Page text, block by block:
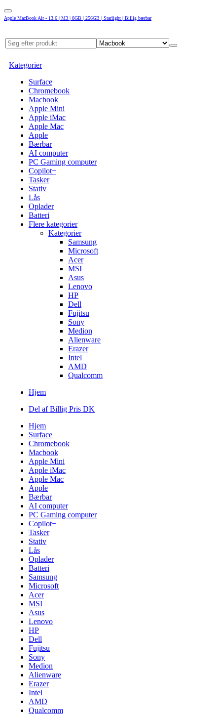
Apple MacBook Air - 13.6 | M3 | 8GB | 256GB | Starlight | Billig bærbar
Kategorier
Surface
Chromebook
Macbook
Apple Mini
Apple iMac
Apple Mac
Apple
Bærbar
AI computer
PC Gaming computer
Copilot+
Tasker
Stativ
Lås
Oplader
Batteri
Flere kategorier
Kategorier
Samsung
Microsoft
Acer
MSI
Asus
Lenovo
HP
Dell
Fujitsu
Sony
Medion
Alienware
Erazer
Intel
AMD
Qualcomm
Hjem
Del af Billig Pris DK
Hjem
Surface
Chromebook
Macbook
Apple Mini
Apple iMac
Apple Mac
Apple
Bærbar
AI computer
PC Gaming computer
Copilot+
Tasker
Stativ
Lås
Oplader
Batteri
Samsung
Microsoft
Acer
MSI
Asus
Lenovo
HP
Dell
Fujitsu
Sony
Medion
Alienware
Erazer
Intel
AMD
Qualcomm